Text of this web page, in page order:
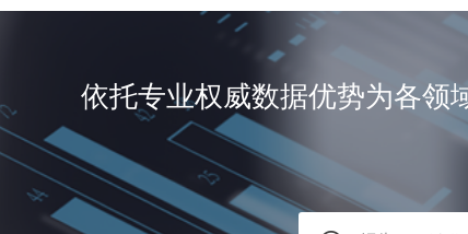
依托专业权威数据优势为各领